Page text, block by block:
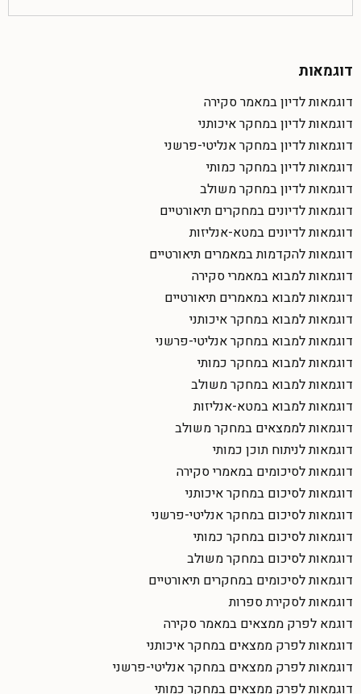
דוגמאות
דוגמאות לדיון במאמר סקירה
דוגמאות לדיון במחקר איכותני
דוגמאות לדיון במחקר אנליטי-פרשני
דוגמאות לדיון במחקר כמותי
דוגמאות לדיון במחקר משולב
דוגמאות לדיונים במחקרים תיאורטיים
דוגמאות לדיונים במטא-אנליזות
דוגמאות להקדמות במאמרים תיאורטיים
דוגמאות למבוא במאמרי סקירה
דוגמאות למבוא במאמרים תיאורטיים
דוגמאות למבוא במחקר איכותני
דוגמאות למבוא במחקר אנליטי-פרשני
דוגמאות למבוא במחקר כמותי
דוגמאות למבוא במחקר משולב
דוגמאות למבוא במטא-אנליזות
דוגמאות לממצאים במחקר משולב
דוגמאות לניתוח תוכן כמותי
דוגמאות לסיכומים במאמרי סקירה
דוגמאות לסיכום במחקר איכותני
דוגמאות לסיכום במחקר אנליטי-פרשני
דוגמאות לסיכום במחקר כמותי
דוגמאות לסיכום במחקר משולב
דוגמאות לסיכומים במחקרים תיאורטיים
דוגמאות לסקירת ספרות
דוגמא לפרק ממצאים במאמר סקירה
דוגמאות לפרק ממצאים במחקר איכותני
דוגמאות לפרק ממצאים במחקר אנליטי-פרשני
דוגמאות לפרק ממצאים במחקר כמותי